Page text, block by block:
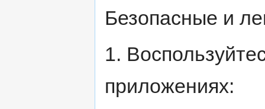
Безопасные и
1.
приложениях: